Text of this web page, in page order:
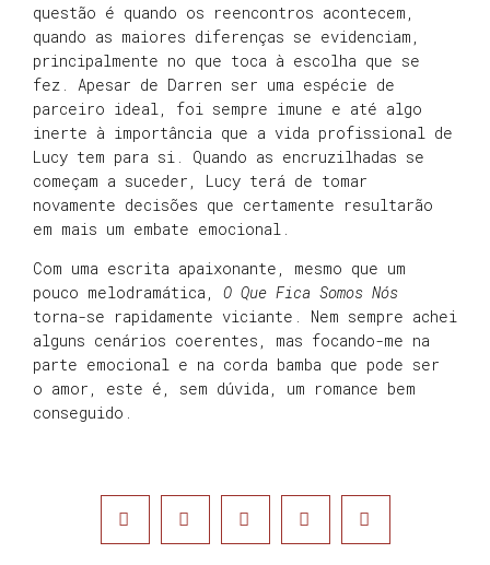
questão é quando os reencontros acontecem,
quando as maiores diferenças se evidenciam,
principalmente no que toca à escolha que se
fez. Apesar de Darren ser uma espécie de
parceiro ideal, foi sempre imune e até algo
inerte à importância que a vida profissional de
Lucy tem para si. Quando as encruzilhadas se
começam a suceder, Lucy terá de tomar
novamente decisões que certamente resultarão
em mais um embate emocional.
Com uma escrita apaixonante, mesmo que um
pouco melodramática, O Que Fica Somos Nós
torna-se rapidamente viciante. Nem sempre achei
alguns cenários coerentes, mas focando-me na
parte emocional e na corda bamba que pode ser
o amor, este é, sem dúvida, um romance bem
conseguido.